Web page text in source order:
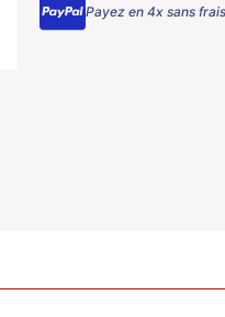
Payez en 4x sans